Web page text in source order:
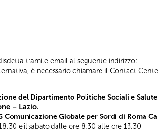
tramite email al seguente indirizzo:
è necessario chiamare il Contact
del Dipartimento Politiche Sociali e Salute
– Lazio.
Comunicazione Globale per Sordi di Roma
e il sabato dalle ore 8.30 alle ore 13.30